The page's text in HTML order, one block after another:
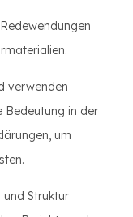
verwenden
Bedeutung in der
um
und Struktur